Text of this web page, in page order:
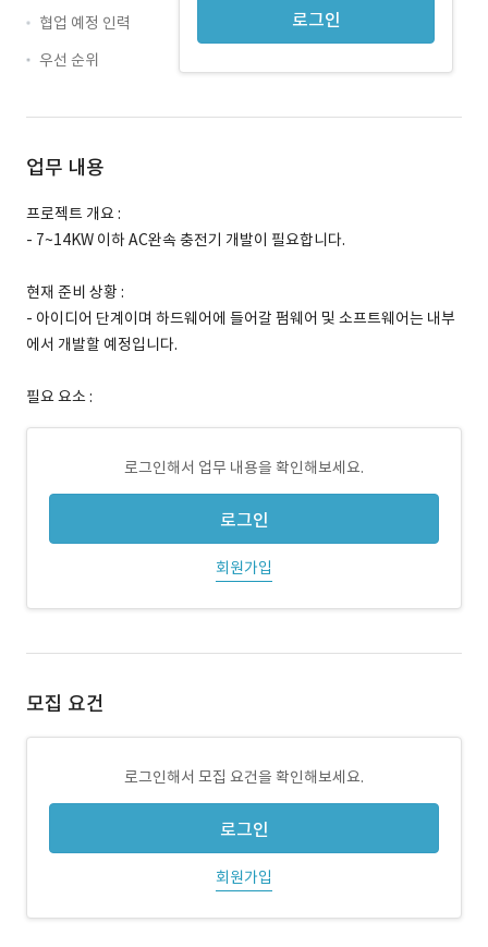
로그인
협업 예정 인력
우선 순위
업무 내용
프로젝트 개요 :
- 7~14KW 이하 AC완속 충전기 개발이 필요합니다.
현재 준비 상황 :
- 아이디어 단계이며 하드웨어에 들어갈 펌웨어 및 소프트웨어는 내부
에서 개발할 예정입니다.
필요 요소 :
로그인해서 업무 내용을 확인해보세요.
로그인
회원가입
모집 요건
로그인해서 모집 요건을 확인해보세요.
로그인
회원가입